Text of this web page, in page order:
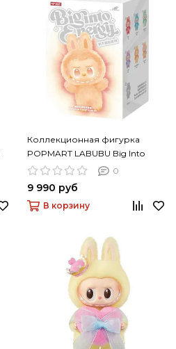
Коллекционная фигурка
POPMART LABUBU Big Into
Energy
0
9 990 руб
В корзину